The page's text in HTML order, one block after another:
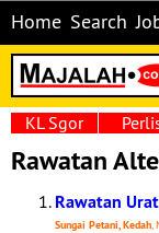
Home Search
KL Sgor
Rawatan
Rawatan
Sungai Petani, Kedah,